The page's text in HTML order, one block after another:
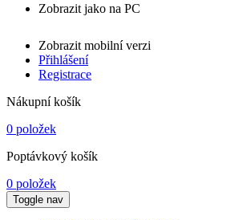
Zobrazit jako na PC
Zobrazit mobilní verzi
Přihlášení
Registrace
Nákupní košík
0 položek
Poptávkový košík
0 položek
Toggle nav